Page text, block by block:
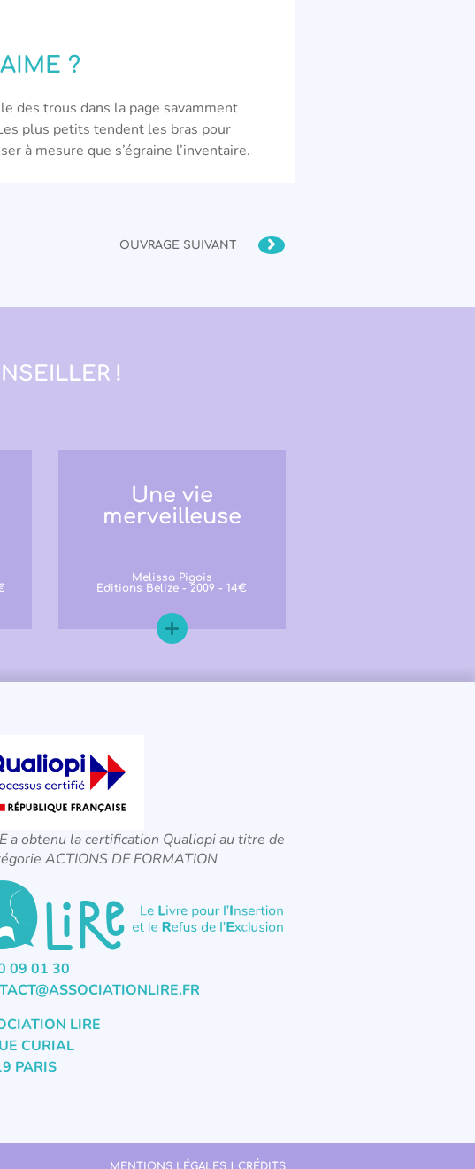
?
des trous dans la page savamment
plus petits tendent les bras pour
à mesure que s’égraine l’inventaire.
OUVRAGE SUIVANT
!
Une vie
merveilleuse
Melissa Pigois
Editions Belize - 2009 - 14€
a obtenu la certification Qualiopi au titre de
ACTIONS DE FORMATION
09 01 30
LIRE
CURIAL
PARIS
MENTIONS LÉGALES | CRÉDITS